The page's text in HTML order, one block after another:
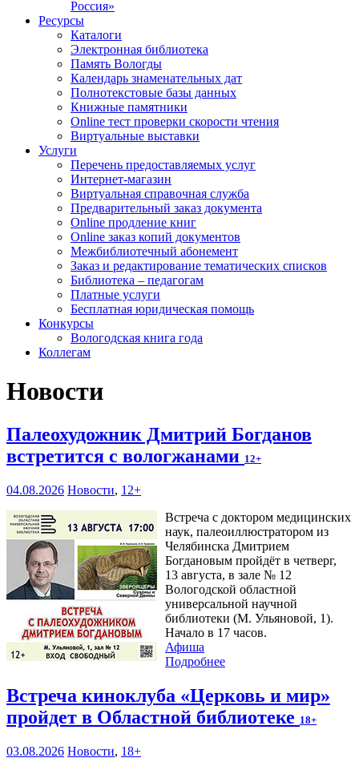
Россия»
Ресурсы
Каталоги
Электронная библиотека
Память Вологды
Календарь знаменательных дат
Полнотекстовые базы данных
Книжные памятники
Online тест проверки скорости чтения
Виртуальные выставки
Услуги
Перечень предоставляемых услуг
Интернет-магазин
Виртуальная справочная служба
Предварительный заказ документа
Online продление книг
Online заказ копий документов
Межбиблиотечный абонемент
Заказ и редактирование тематических списков
Библиотека – педагогам
Платные услуги
Бесплатная юридическая помощь
Конкурсы
Вологодская книга года
Коллегам
Новости
Палеохудожник Дмитрий Богданов
встретится с вологжанами 12+
04.08.2026 Новости, 12+
Встреча с доктором медицинских
наук, палеоиллюстратором из
Челябинска Дмитрием
Богдановым пройдёт в четверг,
13 августа, в зале № 12
Вологодской областной
универсальной научной
библиотеки (М. Ульяновой, 1).
Начало в 17 часов.
Афиша
Подробнее
Встреча киноклуба «Церковь и мир»
пройдет в Областной библиотеке 18+
03.08.2026 Новости, 18+